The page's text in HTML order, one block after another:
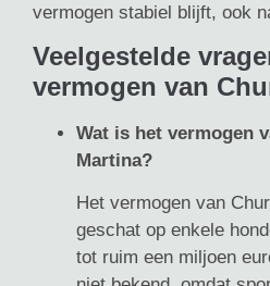
vermogen stabiel blijft, ook
Veelgestelde
vermogen van
Wat is het vermogen
Martina?
Het vermogen van
geschat op enkele
tot ruim een miljoen